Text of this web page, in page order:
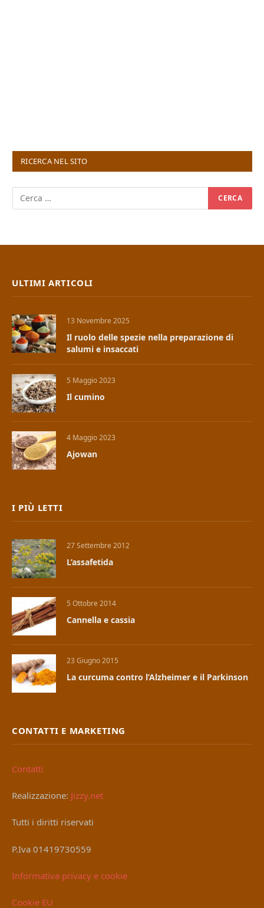
RICERCA NEL SITO
ULTIMI ARTICOLI
13 Novembre 2025
Il ruolo delle spezie nella preparazione di
salumi e insaccati
5 Maggio 2023
Il cumino
4 Maggio 2023
Ajowan
I PIÙ LETTI
27 Settembre 2012
L’assafetida
5 Ottobre 2014
Cannella e cassia
23 Giugno 2015
La curcuma contro l’Alzheimer e il Parkinson
CONTATTI E MARKETING
Contatti
Realizzazione: Jizzy.net
Tutti i diritti riservati
P.Iva 01419730559
Informativa privacy e cookie
Cookie EU